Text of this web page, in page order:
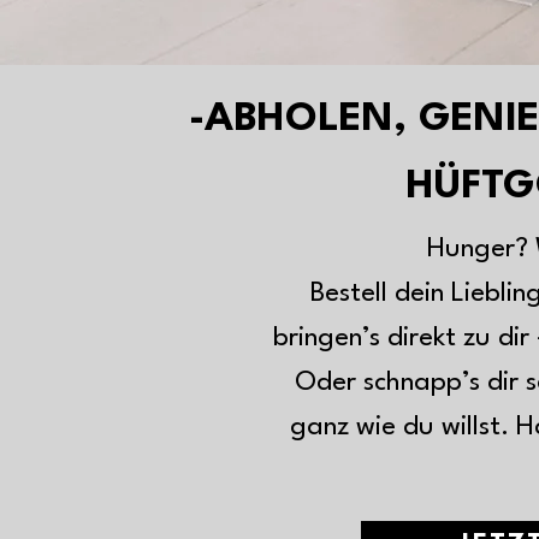
-ABHOLEN,
Bestell dein
bringen’s direkt zu
Oder schnapp’s dir
ganz wie du willst.